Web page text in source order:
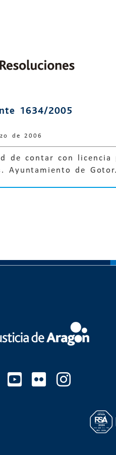
1634/2005
de 2006
de contar con
Ayuntamiento de Gotor.